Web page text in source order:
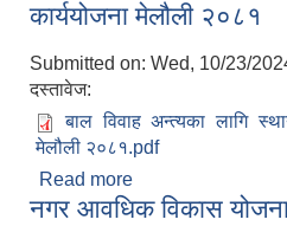
कार्ययोजना मेलौली २०८१
Submitted on: Wed, 10/23/
दस्तावेज:
बाल विवाह अन्त्यका लागि
मेलौली २०८१.pdf
Read more
कार्ययोजना मेलौली
नगर आवधिक विकास